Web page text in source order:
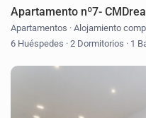
Apartamento nº7-
Apartamentos · Alojamiento
6 Huéspedes · 2 Dormitorios · 1